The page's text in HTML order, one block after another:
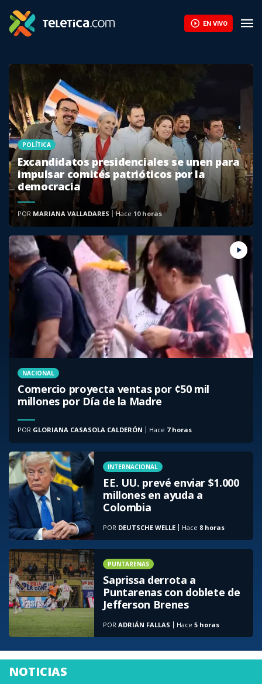
EN VIVO
POLÍTICA
Excandidatos presidenciales se unen para
impulsar comités patrióticos por la
democracia
Hace 10 horas
POR MARIANA VALLADARES
NACIONAL
Comercio proyecta ventas por ¢50 mil
millones por Día de la Madre
Hace 7 horas
POR GLORIANA CASASOLA CALDERÓN
INTERNACIONAL
EE. UU. prevé enviar $1.000
millones en ayuda a
Colombia
Hace 8 horas
POR DEUTSCHE WELLE
PUNTARENAS
Saprissa derrota a
Puntarenas con doblete de
Jefferson Brenes
Hace5 horas
PORADRIÁN FALLAS
NOTICIAS